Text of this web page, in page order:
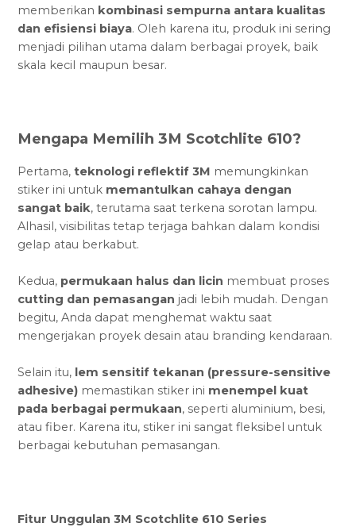
memberikan kombinasi sempurna antara kualitas
dan efisiensi biaya. Oleh karena itu, produk ini sering
menjadi pilihan utama dalam berbagai proyek, baik
skala kecil maupun besar.
Mengapa Memilih 3M Scotchlite 610?
Pertama,teknologi reflektif 3M memungkinkan
stiker ini untuk memantulkan cahaya dengan
sangat baik, terutama saat terkena sorotan lampu.
Alhasil, visibilitas tetap terjaga bahkan dalam kondisi
gelap atau berkabut.
Kedua, permukaan halus dan licin membuat proses
cutting dan pemasangan jadi lebih mudah. Dengan
begitu, Anda dapat menghemat waktu saat
mengerjakan proyek desain atau branding kendaraan.
Selain itu, lem sensitif tekanan (pressure-sensitive
adhesive) memastikan stiker ini menempel kuat
pada berbagai permukaan, seperti aluminium, besi,
atau fiber. Karena itu, stiker ini sangat fleksibel untuk
berbagai kebutuhan pemasangan.
Fitur Unggulan 3M Scotchlite 610 Series